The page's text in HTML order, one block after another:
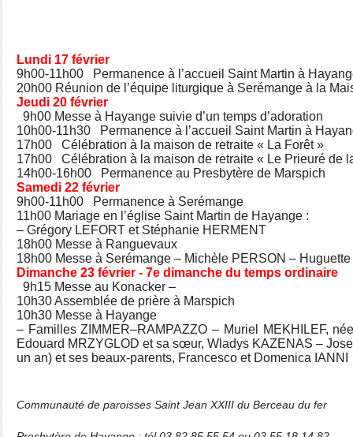
Lundi 17 février
9h00-11h00 Permanence à l’accueil Saint Martin à
20h00 Réunion de l’équipe liturgique à Serémange à la
Jeudi 20 février
9h00 Messe à Hayange suivie d’un temps d’adoration
10h00-11h30 Permanence à l’accueil Saint Martin à
17h00 Célébration à la maison de retraite « La Forêt »
17h00 Célébration à la maison de retraite « Le Prieuré de
14h00-16h00 Permanence au Presbytère de Marspich
Samedi 22 février
9h00-11h00 Permanence à Serémange
11h00 Mariage en l’église Saint Martin de Hayange :
– Grégory LEFORT et Stéphanie HERMENT
18h00 Messe à Ranguevaux
18h00 Messe à Serémange – Michèle PERSON –
Dimanche 23 février - 7e dimanche du temps ordinaire
9h15 Messe au Konacker –
10h30 Assemblée de prière à Marspich
10h30 Messe à Hayange
– Familles ZIMMER–RAMPAZZO – Muriel MEKHILEF,
Edouard MRZYGLOD et sa sœur, Wladys KAZENAS –
un an) et ses beaux-parents, Francesco et Domenica IANNI
Communauté de paroisses Saint Jean XXIII du Berceau du fer